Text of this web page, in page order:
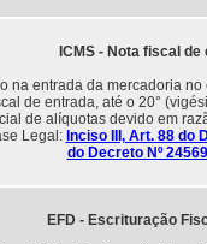
ICMS - Nota fiscal de
na entrada da mercadoria
de entrada, até o 20°
de alíquotas devido em
Legal: Inciso III, Art. 88 do
do Decreto Nº
EFD - Escrituração